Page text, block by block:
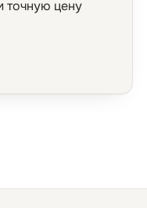
точную цену